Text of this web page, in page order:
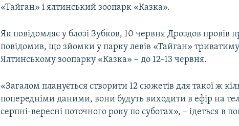
«Тайган» і ялтинський зоопарк «Казка».
Як повідомляє у блозі Зубков, 10 червня Дроздов провів
повідомив, що зйомки у парку левів «Тайган»
Ялтинському зоопарку «Казка» – до 12-13 червня.
«Загалом планується створити 12 сюжетів для такої ж
попередніми даними, вони будуть виходити в ефір на
серпні-вересні поточного року по суботах», – ідеться в